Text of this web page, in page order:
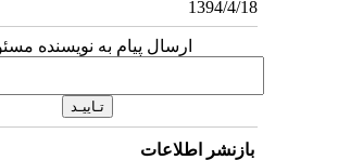
1394/4/18
ارسال پیام به نویسنده
بازنشر اطلاعات